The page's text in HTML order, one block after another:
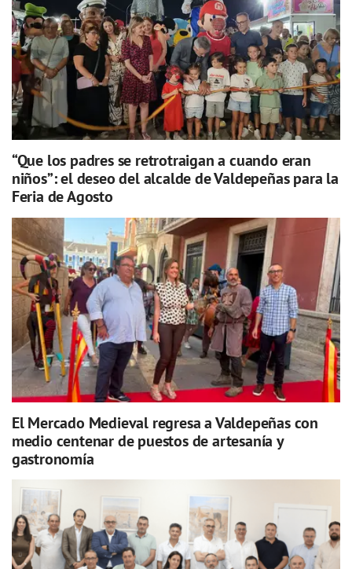
“Que los padres se retrotraigan a cuando eran
niños”: el deseo del alcalde de Valdepeñas para la
Feria de Agosto
El Mercado Medieval regresa a Valdepeñas con
medio centenar de puestos de artesanía y
gastronomía